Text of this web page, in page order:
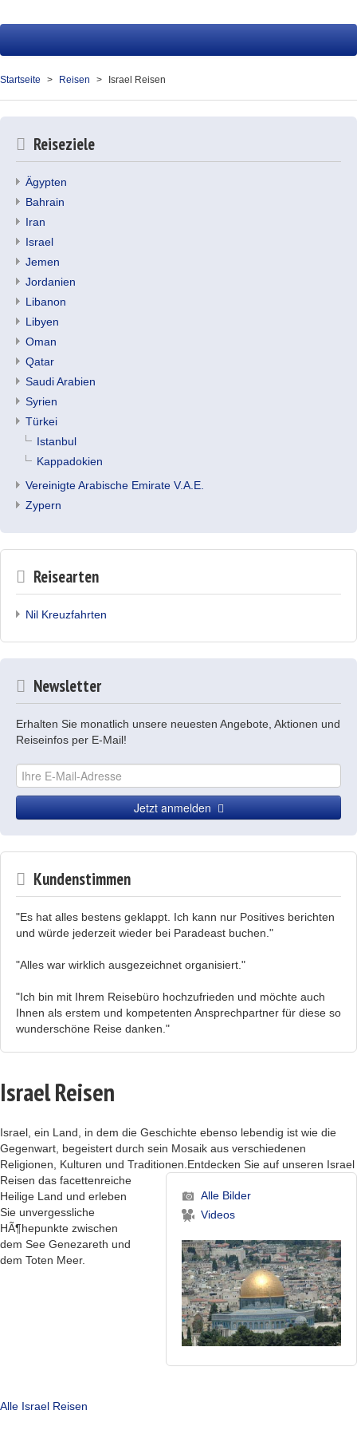
Service
Kontakt
Startseite Reisen Israel Reisen
Reiseziele
Ägypten
Bahrain
Iran
Israel
Jemen
Jordanien
Libanon
Libyen
Oman
Qatar
Saudi Arabien
Syrien
Türkei
Istanbul
Kappadokien
Vereinigte Arabische Emirate V.A.E.
Zypern
Reisearten
Nil Kreuzfahrten
Newsletter
Erhalten Sie monatlich unsere neuesten Angebote, Aktionen und
Reiseinfos per E-Mail!
Jetzt anmelden
Kundenstimmen
"Es hat alles bestens geklappt. Ich kann nur Positives berichten
und würde jederzeit wieder bei Paradeast buchen."
"Alles war wirklich ausgezeichnet organisiert."
"Ich bin mit Ihrem Reisebüro hochzufrieden und möchte auch
Ihnen als erstem und kompetenten Ansprechpartner für diese so
wunderschöne Reise danken."
Israel Reisen
Israel, ein Land, in dem die Geschichte ebenso lebendig ist wie die
Gegenwart, begeistert durch sein Mosaik aus verschiedenen
Religionen, Kulturen und Traditionen.
Alle Bilder
Videos
Entdecken Sie auf unseren Israel
Reisen das facettenreiche
Heilige Land und erleben
Sie unvergessliche
HÃ¶hepunkte zwischen
dem See Genezareth und
dem Toten Meer.
Alle Israel Reisen